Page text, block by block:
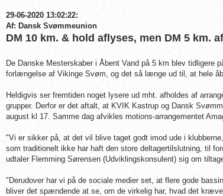
29-06-2020 13:02:22:
Af: Dansk Svømmeunion
DM 10 km. & hold aflyses, men DM 5 km.
De Danske Mesterskaber i Åbent Vand på 5 km blev
forlængelse af Vikinge Svøm, og det så længe ud til, at hele
Heldigvis ser fremtiden noget lysere ud mht. afholdes af
grupper. Derfor er det aftalt, at KVIK Kastrup og Dansk
august kl 17. Samme dag afvikles motions-arrangementet
"Vi er sikker på, at det vil blive taget godt imod ude i
som traditionelt ikke har haft den store deltagertilslutning, til
udtaler Flemming Sørensen (Udviklingskonsulent) sig om
"Derudover har vi på de sociale medier set, at flere gode
bliver det spændende at se, om de virkelig har, hvad det